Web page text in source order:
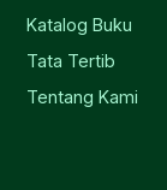
Katalog Buku
Tata Tertib
Tentang Kami